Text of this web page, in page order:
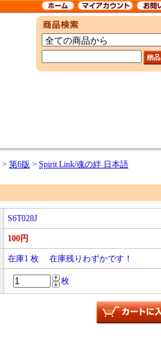
> 第6版 > Spirit Link/魂の絆 日本語
S6T028J
100円
在庫1 枚 在庫残りわずかです！
枚